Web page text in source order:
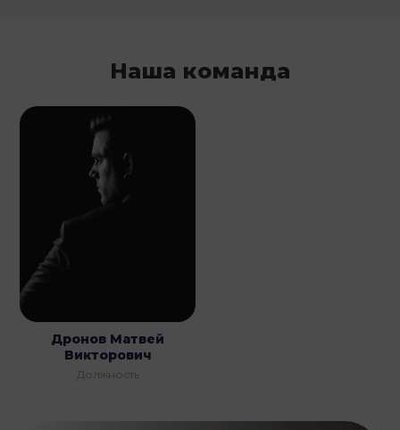
Наша команда
Дронов Матвей
Викторович
Должность